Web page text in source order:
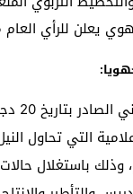
يعلن للرأي العام
التي تحاول
وذلك باستغلال